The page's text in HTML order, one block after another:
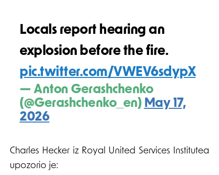
Locals report hearing an
explosion before the fire.
pic.twitter.com/VWEV6sdypX
— Anton Gerashchenko
(@Gerashchenko_en) May 17,
2026
Charles Hecker iz Royal United Services Institutea
upozorio je: